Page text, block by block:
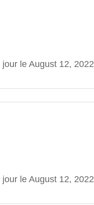
jour le August 12, 2022
jour le August 12, 2022